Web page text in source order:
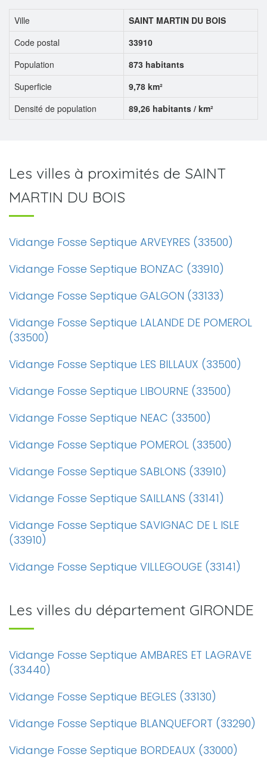
Ville
SAINT MARTIN DU BOIS
Code postal
33910
Population
873 habitants
Superficie
9,78 km²
Densité de population
89,26 habitants / km²
Les villes à proximités de SAINT
MARTIN DU BOIS
Vidange Fosse Septique ARVEYRES (33500)
Vidange Fosse Septique BONZAC (33910)
Vidange Fosse Septique GALGON (33133)
Vidange Fosse Septique LALANDE DE POMEROL
(33500)
Vidange Fosse Septique LES BILLAUX (33500)
Vidange Fosse Septique LIBOURNE (33500)
Vidange Fosse Septique NEAC (33500)
Vidange Fosse Septique POMEROL (33500)
Vidange Fosse Septique SABLONS (33910)
Vidange Fosse Septique SAILLANS (33141)
Vidange Fosse Septique SAVIGNAC DE L ISLE
(33910)
Vidange Fosse Septique VILLEGOUGE (33141)
Les villes du département GIRONDE
Vidange Fosse Septique AMBARES ET LAGRAVE
(33440)
Vidange Fosse Septique BEGLES (33130)
Vidange Fosse Septique BLANQUEFORT (33290)
Vidange Fosse Septique BORDEAUX (33000)